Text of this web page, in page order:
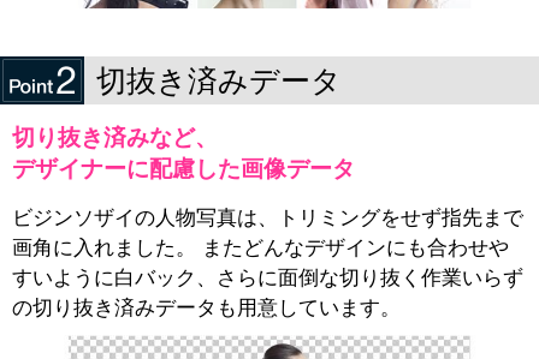
切抜き済みデータ
切り抜き済みなど、
デザイナーに配慮した画像データ
ビジンソザイの人物写真は、トリミングをせず指先まで
画角に入れました。 またどんなデザインにも合わせや
すいように白バック、さらに面倒な切り抜く作業いらず
の切り抜き済みデータも用意しています。